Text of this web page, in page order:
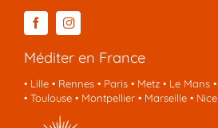
Méditer en France
• Lille• Rennes• Paris• Metz• Le Mans•
• Toulouse• Montpellier• Marseille• Nice